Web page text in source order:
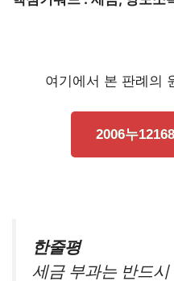
여기에서 본 판례의
2006누
한줄평
세금 부과는 반드